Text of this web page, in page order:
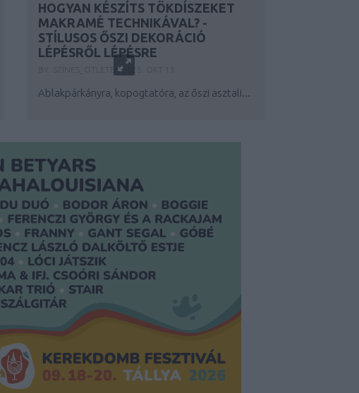
HOGYAN KÉSZÍTS TÖKDÍSZEKET
MAKRAMÉ TECHNIKÁVAL? -
STÍLUSOS ŐSZI DEKORÁCIÓ
LÉPÉSRŐL LÉPÉSRE
SZÍNES_ÖTLETEK2025. OKT 13.
Ablakpárkányra, kopogtatóra, az őszi asztali...